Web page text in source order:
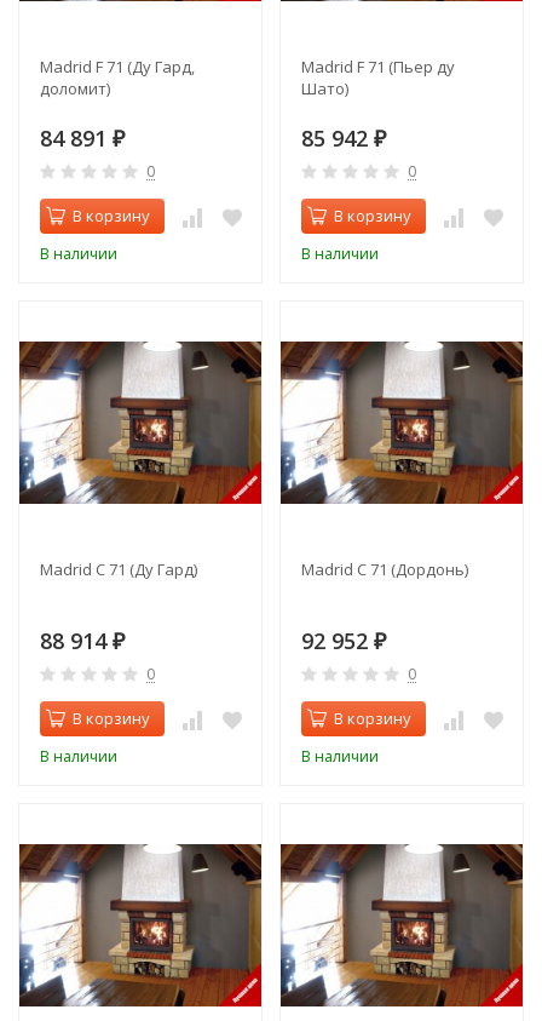
Madrid F 71 (Ду Гард,
доломит)
84 891 ₽
0
В корзину
В наличии
Madrid F 71 (Пьер ду
Шато)
85 942 ₽
0
В корзину
В наличии
Madrid C 71 (Ду Гард)
88 914 ₽
0
В корзину
В наличии
Madrid C 71 (Дордонь)
92 952 ₽
0
В корзину
В наличии